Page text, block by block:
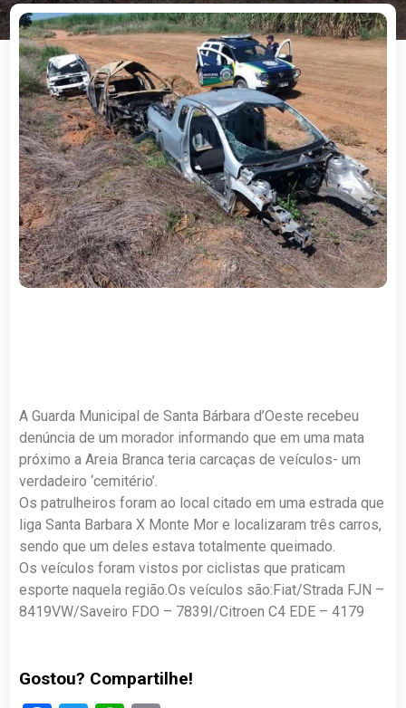
A Guarda Municipal de Santa Bárbara d’Oeste recebeu
denúncia de um morador informando que em uma mata
próximo a Areia Branca teria carcaças de veículos- um
verdadeiro ‘cemitério’.
Os patrulheiros foram ao local citado em uma estrada que
liga Santa Barbara X Monte Mor e localizaram três carros,
sendo que um deles estava totalmente queimado.
Os veículos foram vistos por ciclistas que praticam
esporte naquela região.Os veículos são:Fiat/Strada FJN –
8419VW/Saveiro FDO – 7839I/Citroen C4 EDE – 4179
Gostou? Compartilhe!